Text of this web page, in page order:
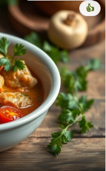
👍